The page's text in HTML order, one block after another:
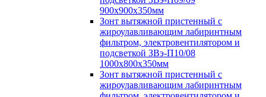
900х900х350мм
Зонт вытяжной пристенный с
жироулавливающим лабиринтным
фильтром, электровентилятором и
подсветкой ЗВэ-П10/08
1000х800х350мм
Зонт вытяжной пристенный с
жироулавливающим лабиринтным